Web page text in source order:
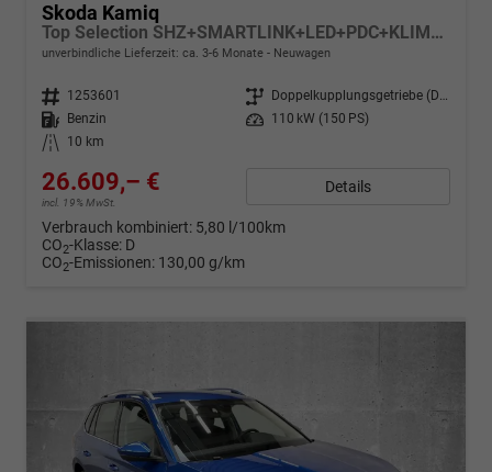
Skoda Kamiq
Top Selection SHZ+SMARTLINK+LED+PDC+KLIMA+16" ALU
unverbindliche Lieferzeit: ca. 3-6 Monate Neuwagen
Fahrzeugnr. 1253601 Getriebe
Doppelkupplungsgetriebe (DSG)
Kraftstoff
Benzin Leistung
110 kW (150 PS)
Kilometerstand
10 km
26.609,– €
incl. 19% MwSt.
Details
Verbrauch kombiniert: 5,80 l/100km
CO2-Klasse: D
CO2-Emissionen: 130,00 g/km